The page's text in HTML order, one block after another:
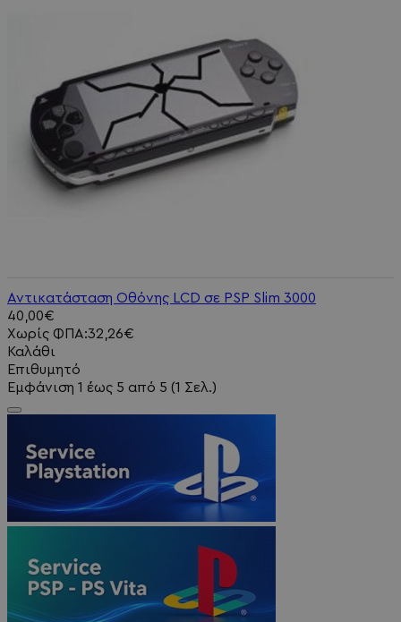
Αντικατάσταση Οθόνης LCD σε PSP Slim 3000
40,00€
Χωρίς ΦΠΑ:32,26€
Καλάθι
Επιθυμητό
Εμφάνιση 1 έως 5 από 5 (1 Σελ.)